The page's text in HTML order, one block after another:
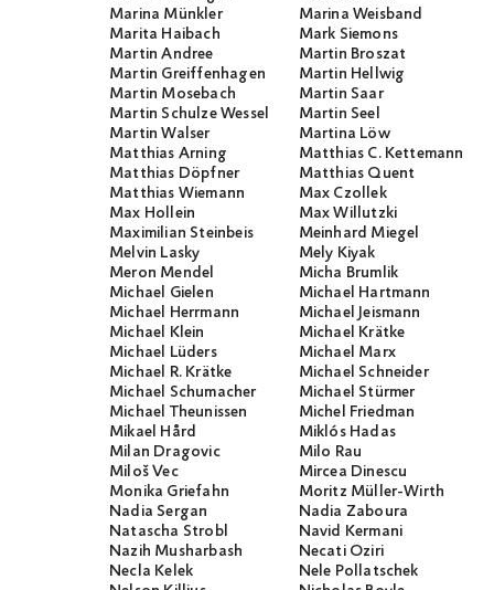
Marina Münkler
Marina Weisband
Marita Haibach
Mark Siemons
Martin Andree
Martin Broszat
Martin Greiffenhagen
Martin Hellwig
Martin Mosebach
Martin Saar
Martin Schulze Wessel
Martin Seel
Martin Walser
Martina Löw
Matthias Arning
Matthias C. Kettemann
Matthias Döpfner
Matthias Quent
Matthias Wiemann
Max Czollek
Max Hollein
Max Willutzki
Maximilian Steinbeis
Meinhard Miegel
Melvin Lasky
Mely Kiyak
Meron Mendel
Micha Brumlik
Michael Gielen
Michael Hartmann
Michael Herrmann
Michael Jeismann
Michael Klein
Michael Krätke
Michael Lüders
Michael Marx
Michael R. Krätke
Michael Schneider
Michael Schumacher
Michael Stürmer
Michael Theunissen
Michel Friedman
Mikael Hård
Miklós Hadas
Milan Dragovic
Milo Rau
Miloš Vec
Mircea Dinescu
Monika Griefahn
Moritz Müller-Wirth
Nadia Sergan
Nadia Zaboura
Natascha Strobl
Navid Kermani
Nazih Musharbash
Necati Öziri
Necla Kelek
Nele Pollatschek